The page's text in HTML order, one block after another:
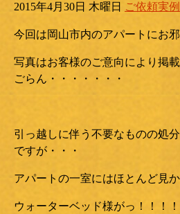
2015年4月30日 木曜日 ご依頼実例
今回は岡山市内のアパートにお邪
写真はお客様のご意向により掲
ごらん・・・・・・・
引っ越しに伴う不要なものの処
ですが・・・
アパートの一室にはほとんど見
ウォーターベッド様がっ！！！！